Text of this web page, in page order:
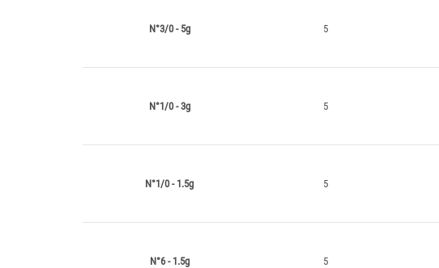
N°3/0 - 5g 5
N°1/0 - 3g 5
N°1/0 - 1.5g 5
N°6 - 1.5g 5